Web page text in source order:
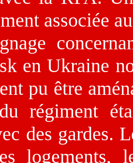
associée
en Ukraine
pu être
régiment
des gardes.
logements,